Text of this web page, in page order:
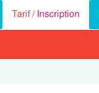
Tarif /Inscription